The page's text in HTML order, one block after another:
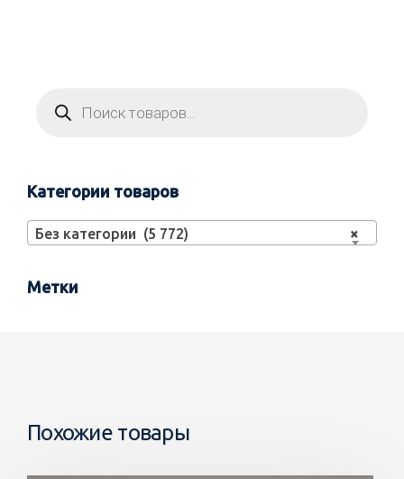
Категории товаров
×
Без категории (5 772)
Метки
Похожие товары